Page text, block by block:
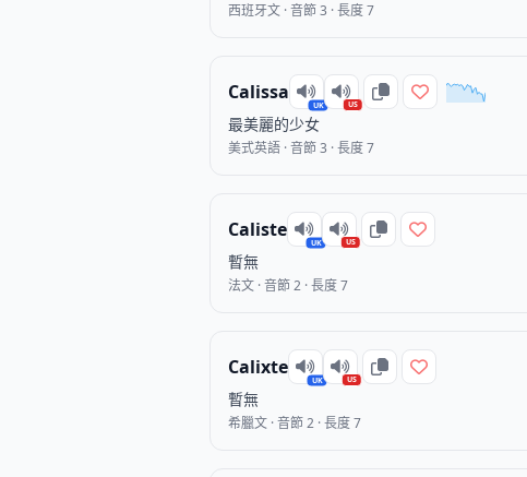
西班牙文 · 音節 3 · 長度 7
Calissa
UK US
最美麗的少女
美式英語 · 音節 3 · 長度 7
Caliste
UK US
暫無
法文 · 音節 2 · 長度 7
Calixte
UK US
暫無
希臘文 · 音節 2 · 長度 7